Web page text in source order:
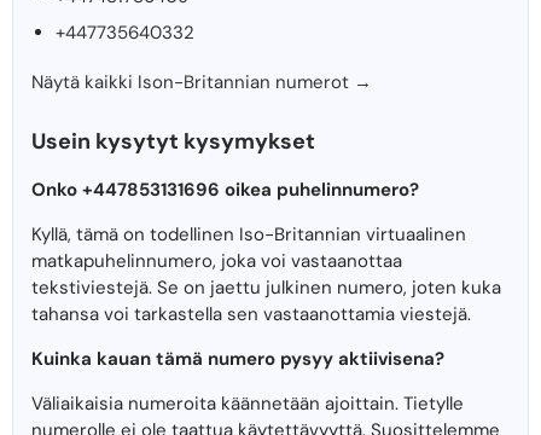
+447735640332
Näytä kaikki Ison-Britannian numerot →
Usein kysytyt kysymykset
Onko +447853131696 oikea puhelinnumero?
Kyllä, tämä on todellinen Iso-Britannian virtuaalinen
matkapuhelinnumero, joka voi vastaanottaa
tekstiviestejä. Se on jaettu julkinen numero, joten kuka
tahansa voi tarkastella sen vastaanottamia viestejä.
Kuinka kauan tämä numero pysyy aktiivisena?
Väliaikaisia ​​numeroita käännetään ajoittain. Tietylle